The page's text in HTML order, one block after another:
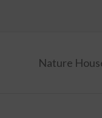
Nature